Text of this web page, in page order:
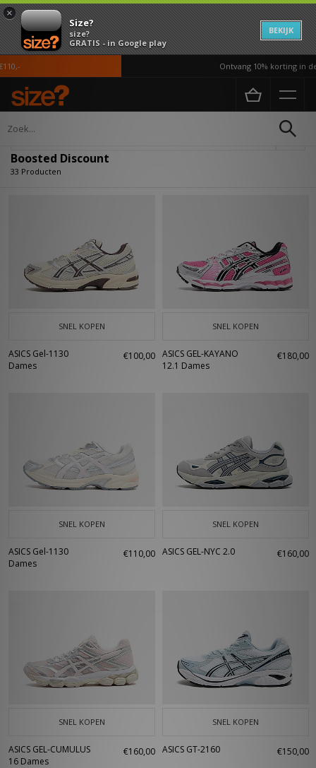
×
Size?
size?
GRATIS - in Google play
BEKIJK
Ontvang 10% korting in de
Home Boosted Discount
Boosted Discount
33 Producten
SNEL KOPEN
ASICS Gel-1130
Dames
€100,00
SNEL KOPEN
ASICS GEL-KAYANO
12.1 Dames
€180,00
SNEL KOPEN
ASICS Gel-1130
Dames
€110,00
SNEL KOPEN
ASICS GEL-NYC 2.0 €160,00
SNEL KOPEN
ASICS GEL-CUMULUS
16 Dames
€160,00
SNEL KOPEN
ASICS GT-2160 €150,00